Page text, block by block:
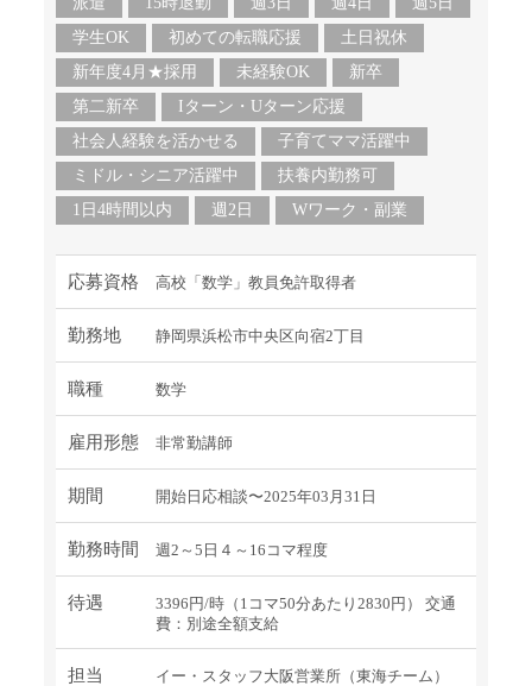
学生OK
初めての転職応援
土日祝休
新年度4月★採用
未経験OK
新卒
第二新卒
Iターン・Uターン応援
社会人経験を活かせる
子育てママ活躍中
ミドル・シニア活躍中
扶養内勤務可
1日4時間以内
週2日 Wワーク・副業
応募資格 高校「数学」教員免許取得者
勤務地 静岡県浜松市中央区向宿2丁目
職種 数学
雇用形態 非常勤講師
期間 開始日応相談〜2025年03月31日
勤務時間 週2～5日４～16コマ程度
待遇
3396円/時（1コマ50分あたり2830円） 交通
費：別途全額支給
担当 イー・スタッフ大阪営業所（東海チーム）